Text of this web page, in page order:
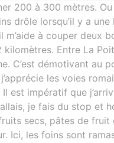
200 à 300 mètres.
drôle lorsqu’il y a
m’aide à couper deux
Entre La
C’est démotivant au
les voies
Il est impératif que
je fais du stop et
secs, pâtes de fruit
Ici, les foins sont